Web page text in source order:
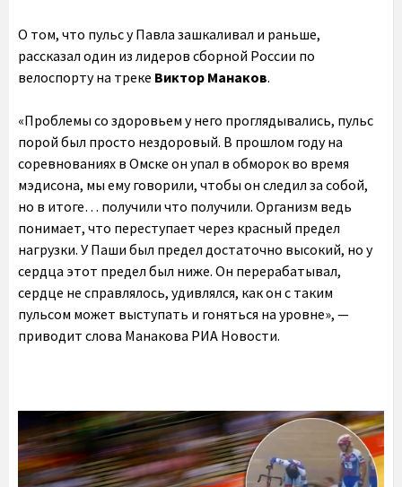
О том, что пульс у Павла зашкаливал и раньше,
рассказал один из лидеров сборной России по
велоспорту на треке Виктор Манаков.
«Проблемы со здоровьем у него проглядывались, пульс
порой был просто нездоровый. В прошлом году на
соревнованиях в Омске он упал в обморок во время
мэдисона, мы ему говорили, чтобы он следил за собой,
но в итоге… получили что получили. Организм ведь
понимает, что переступает через красный предел
нагрузки. У Паши был предел достаточно высокий, но у
сердца этот предел был ниже. Он перерабатывал,
сердце не справлялось, удивлялся, как он с таким
пульсом может выступать и гоняться на уровне», —
приводит слова Манакова РИА Новости.